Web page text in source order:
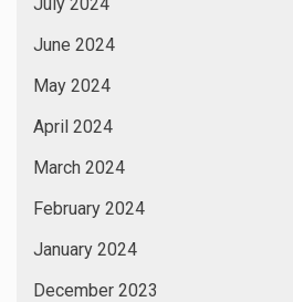
June 2024
May 2024
April 2024
March 2024
February 2024
January 2024
December 2023